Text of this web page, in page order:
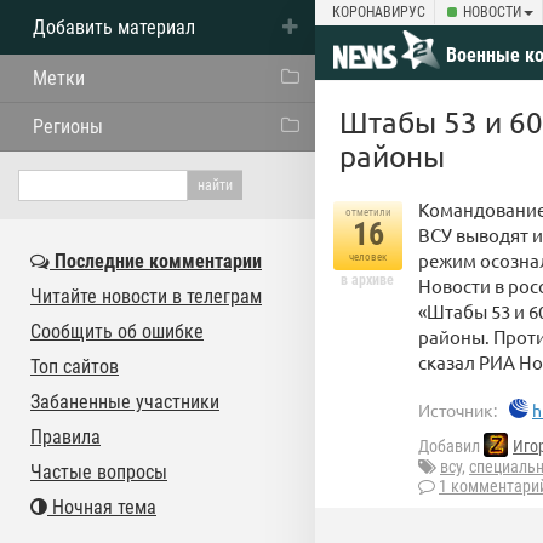
КОРОНАВИРУС НОВОСТИ
Военные
Штабы 53 и
районы
отметили
16
человек
в архиве
ВСУ выводят
режим
Новости в
«Штабы 53 и
районы.
сказал РИА
Источник:
Добавил
всу,
1
Добавить материал
Метки
Регионы
Последние комментарии
Читайте новости в телеграм
Сообщить об ошибке
Топ сайтов
Забаненные участники
Правила
Частые вопросы
Ночная тема